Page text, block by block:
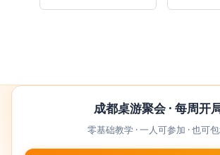
成都桌游聚会 · 每周开
零基础教学 · 一人可参加 · 也可